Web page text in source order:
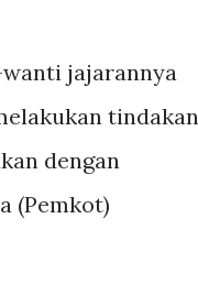
jajarannya
tindakan
dengan
(Pemkot)